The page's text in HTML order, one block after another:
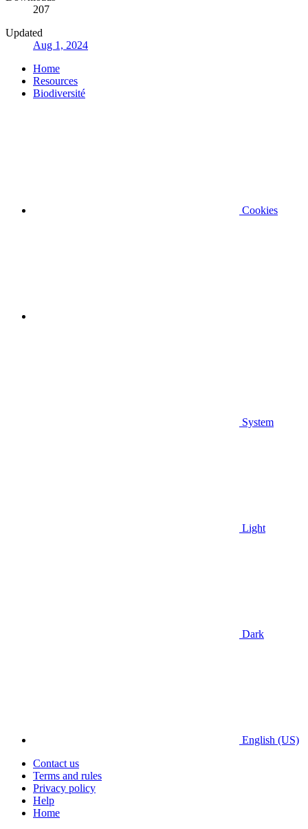
207
Updated
Aug 1, 2024
Home
Resources
Biodiversité
Cookies
System
Light
Dark
English (US)
Contact us
Terms and rules
Privacy policy
Help
Home